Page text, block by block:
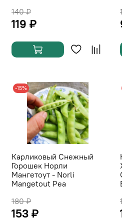
140 ₽
119 ₽
-15%
Карликовый Снежный
Горошек Норли
Мангетоут - Norli
Mangetout Pea
180 ₽
153 ₽